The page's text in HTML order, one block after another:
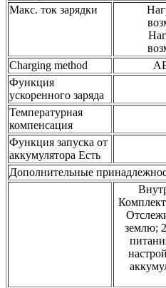
Макс. ток зарядки
Charging method
Функция
ускоренного заряда
Температурная
компенсация
Функция запуска от
аккумулятора Есть
Дополнительные
землю;